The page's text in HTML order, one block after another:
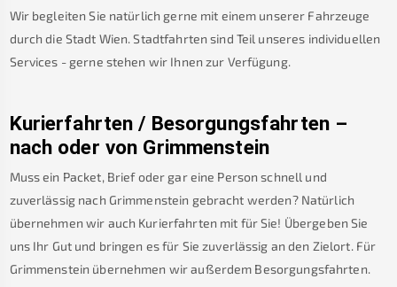
Wir begleiten Sie natürlich gerne mit einem unserer Fahrzeuge
durch die Stadt Wien. Stadtfahrten sind Teil unseres individuellen
Services - gerne stehen wir Ihnen zur Verfügung.
Kurierfahrten / Besorgungsfahrten –
nach oder von Grimmenstein
Muss ein Packet, Brief oder gar eine Person schnell und
zuverlässig nach Grimmenstein gebracht werden? Natürlich
übernehmen wir auch Kurierfahrten mit für Sie! Übergeben Sie
uns Ihr Gut und bringen es für Sie zuverlässig an den Zielort. Für
Grimmenstein übernehmen wir außerdem Besorgungsfahrten.